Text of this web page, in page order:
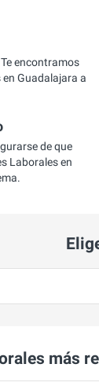
encontramos
Guadalajara a
de que
Laborales en
más